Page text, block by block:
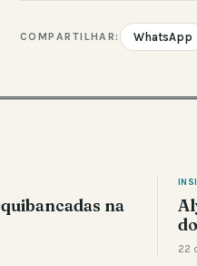
COMPARTILHAR: WhatsApp
na
22